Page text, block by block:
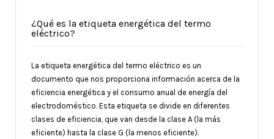
¿Qué es la etiqueta energética del termo
eléctrico?
La etiqueta energética del termo eléctrico es un
documento que nos proporciona información acerca de la
eficiencia energética y el consumo anual de energía del
electrodoméstico. Esta etiqueta se divide en diferentes
clases de eficiencia, que van desde la clase A (la más
eficiente) hasta la clase G (la menos eficiente).